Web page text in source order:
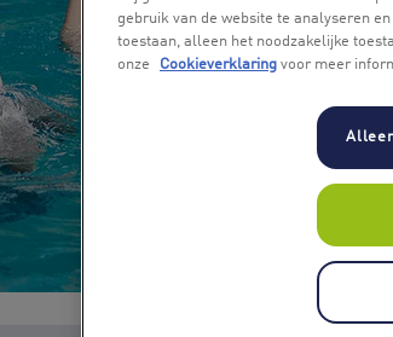
gebruik van de website te analyseren
toestaan, alleen het noodzakelijke
onze
Cookieverklaring voor meer